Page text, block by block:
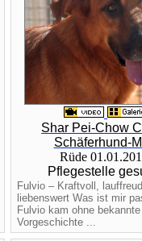
Shar Pei-Chow
Schäferhund-
Rüde
Pflegestelle
Fulvio – Kraftvoll,
liebenswert Was ist mir
Fulvio kam ohne bekannte
Vorgeschichte ...